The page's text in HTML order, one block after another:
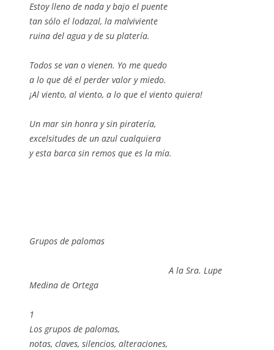
Estoy lleno de nada y bajo el puente
tan sólo el lodazal, la malviviente
ruina del agua y de su platería.
Todos se van o vienen. Yo me quedo
a lo que dé el perder valor y miedo.
¡Al viento, al viento, a lo que el viento quiera!
Un mar sin honra y sin piratería,
excelsitudes de un azul cualquiera
y esta barca sin remos que es la mía.
Grupos de palomas
A la Sra. Lupe
Medina de Ortega
1
Los grupos de palomas,
notas, claves, silencios, alteraciones,